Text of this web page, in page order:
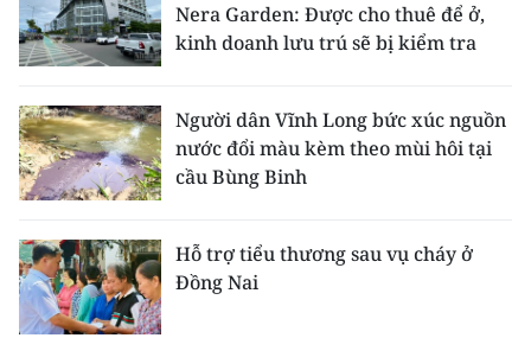
Nera Garden: Được cho thuê để ở,
kinh doanh lưu trú sẽ bị kiểm tra
Người dân Vĩnh Long bức xúc nguồn
nước đổi màu kèm theo mùi hôi tại
cầu Bùng Binh
Hỗ trợ tiểu thương sau vụ cháy ở
Đồng Nai